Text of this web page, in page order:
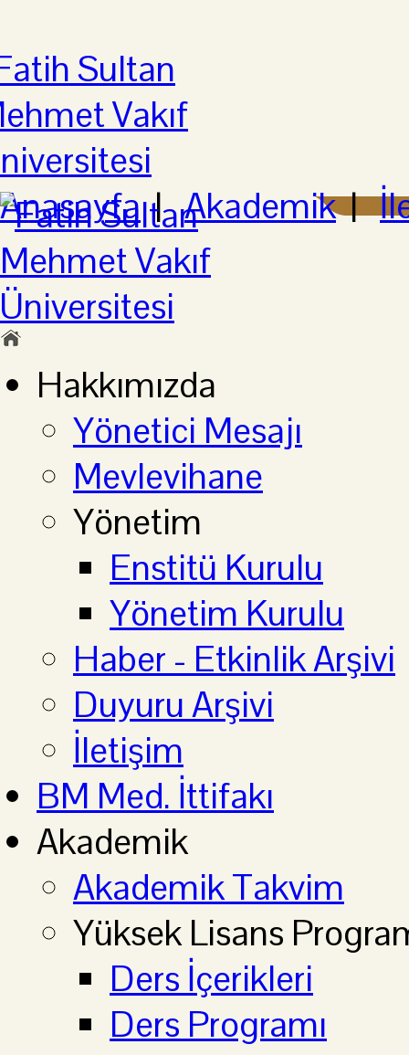
Anasayfa|Akademik|
Hakkımızda
Yönetici Mesajı
Mevlevihane
Yönetim
Enstitü Kurulu
Yönetim Kurulu
Haber - Etkinlik Arşivi
Duyuru Arşivi
İletişim
BM Med. İttifakı
Akademik
Akademik Takvim
Yüksek Lisans
Ders İçerikleri
Ders Programı